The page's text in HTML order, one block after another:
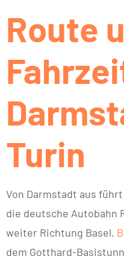
Route
Turin
Von Darmstadt aus
die deutsche Autobahn
weiter Richtung Basel.
dem Gotthard-